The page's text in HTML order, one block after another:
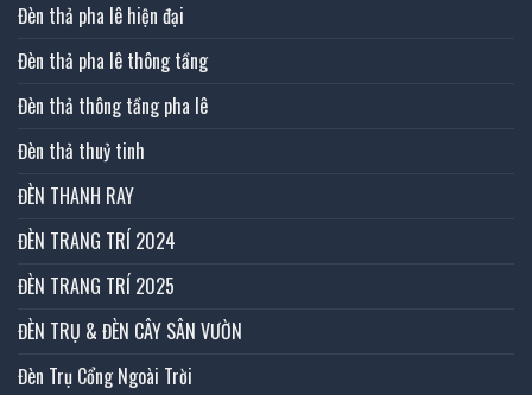
Đèn thả pha lê hiện đại
Đèn thả pha lê thông tầng
Đèn thả thông tầng pha lê
Đèn thả thuỷ tinh
ĐÈN THANH RAY
ĐÈN TRANG TRÍ 2024
ĐÈN TRANG TRÍ 2025
ĐÈN TRỤ & ĐÈN CÂY SÂN VƯỜN
Đèn Trụ Cổng Ngoài Trời